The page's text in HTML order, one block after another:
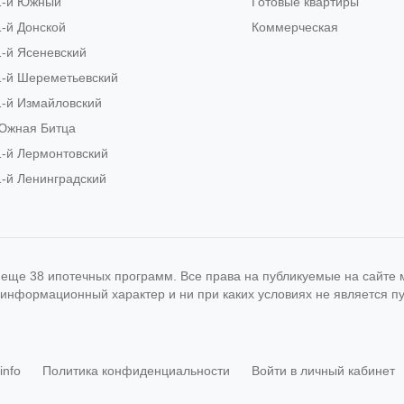
й Донской
й Ясеневский
й Шереметьевский
й Измайловский
Битца
й Лермонтовский
й Ленинградский
Коммерческая
Политика конфиденциальности
38 ипотечных программ. Все права на публикуемые на
характер и ни при каких условиях не является
Войти в личный кабинет